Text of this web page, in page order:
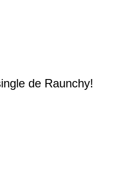
de Raunchy!